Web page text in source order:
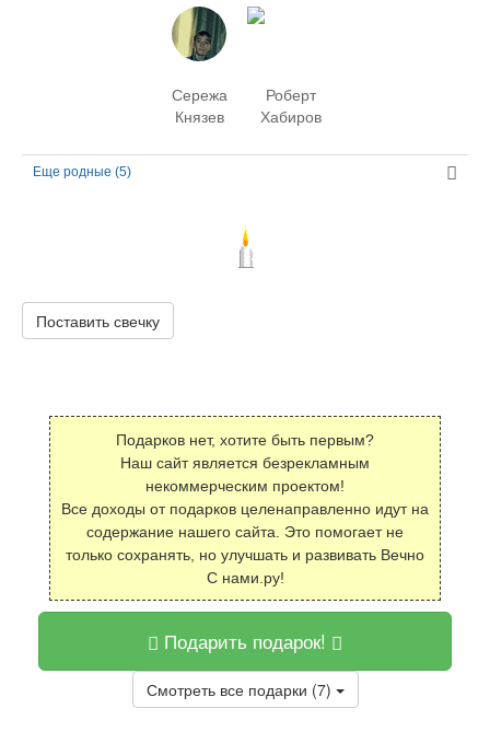
Сережа
Князев
Роберт
Хабиров
Еще родные (5)
Поставить свечку
Подарков нет, хотите быть первым?
Наш сайт является безрекламным
некоммерческим проектом!
Все доходы от подарков целенаправленно идут на
содержание нашего сайта. Это помогает не
только сохранять, но улучшать и развивать Вечно
С нами.ру!
Подарить подарок!
Смотреть все подарки (7)